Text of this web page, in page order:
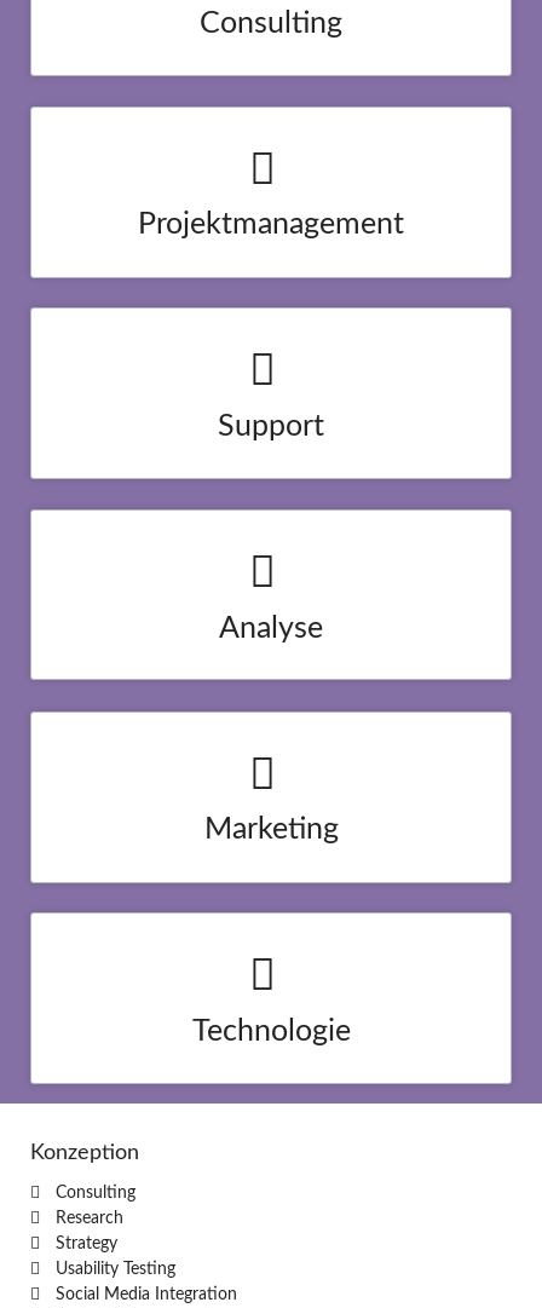
Duis aute irure dolor in reprehenderit in voluptate velit esse
Lorem ipsum dolor sit amet, consectetur adipisicing elit, sed do
Duis aute irure dolor in reprehenderit in voluptate velit esse
Lorem ipsum dolor sit amet, consectetur adipisicing elit, sed do
Duis aute irure dolor in reprehenderit in voluptate velit esse
Lorem ipsum dolor sit amet, consectetur adipisicing elit, sed do
Duis aute irure dolor in reprehenderit in voluptate velit esse
Lorem ipsum dolor sit amet, consectetur adipisicing elit, sed do
Duis aute irure dolor in reprehenderit in voluptate velit esse
Lorem ipsum dolor sit amet, consectetur adipisicing elit, sed do
Duis aute irure dolor in reprehenderit in voluptate velit esse
Konzeption
Consulting
Research
Strategy
Usability Testing
Social Media Integration